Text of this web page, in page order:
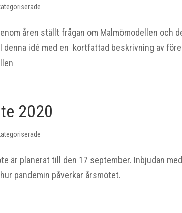
åren ställt frågan om Malmömodellen och
idé med en kortfattad beskrivning av
2020
är planerat till den 17 september. Inbjudan
pandemin påverkar årsmötet.